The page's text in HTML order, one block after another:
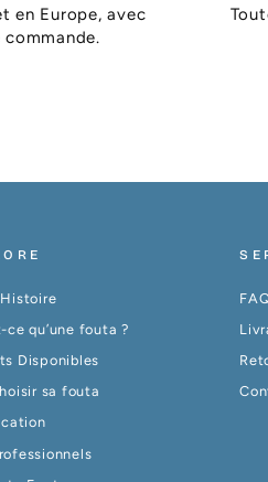
en Europe, avec
ce qu’une fouta ?
Disponibles
sa fouta